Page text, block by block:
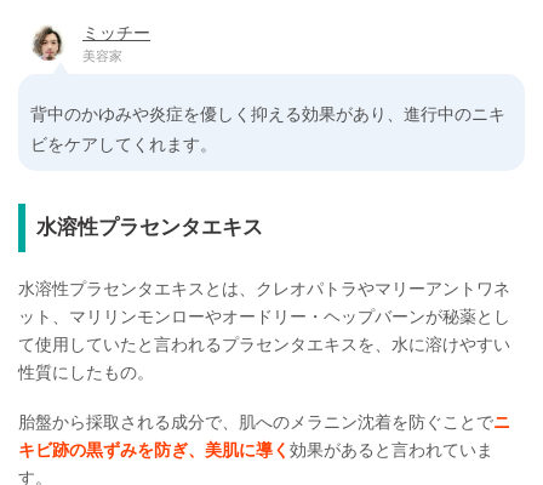
ミッチー
美容家
背中のかゆみや炎症を優しく抑える効果があり、進行中のニキ
ビをケアしてくれます。
水溶性プラセンタエキス
水溶性プラセンタエキスとは、クレオパトラやマリーアントワネ
ット、マリリンモンローやオードリー・ヘップバーンが秘薬とし
て使用していたと言われるプラセンタエキスを、水に溶けやすい
性質にしたもの。
胎盤から採取される成分で、肌へのメラニン沈着を防ぐことでニ
キビ跡の黒ずみを防ぎ、美肌に導く 効果があると言われていま
す。